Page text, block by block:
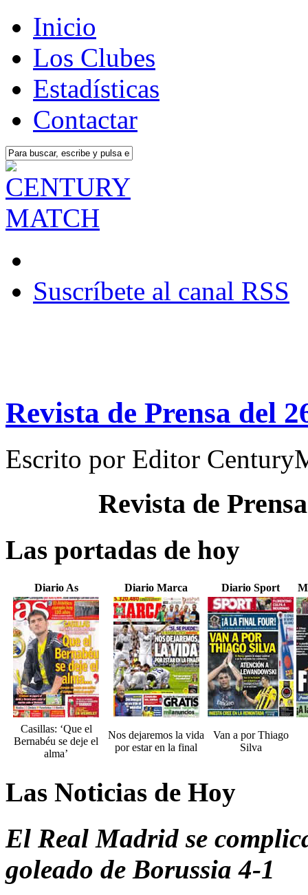
Inicio
Los Clubes
Estadísticas
Contactar
Suscríbete al canal RSS
Revista de Prensa del
Escrito por Editor
Revista de
Las portadas de hoy
Diario As Diario Marca Diario Sport
Casillas: ‘Que el
Bernabéu se deje el
alma’
Nos dejaremos la vida
por estar en la final
Van a por Thiago
Silva
Las Noticias de Hoy
El Real Madrid se
goleado de Borussia 4-1